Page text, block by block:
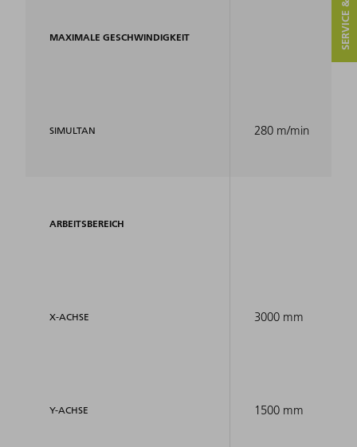
MAXIMALE GESCHWINDIGKEIT
SIMULTAN
ARBEITSBEREICH
X-ACHSE
Y-ACHSE
280 m/min
3000 mm
1500 mm